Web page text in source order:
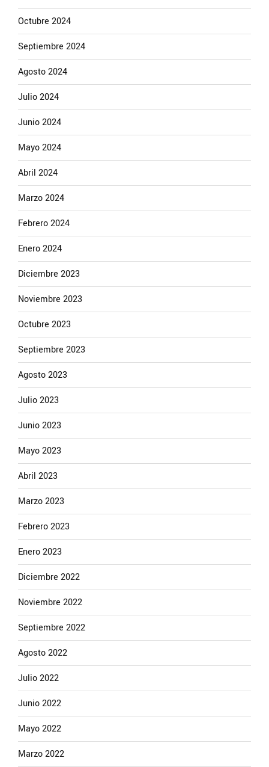
Octubre 2024
Septiembre 2024
Agosto 2024
Julio 2024
Junio 2024
Mayo 2024
Abril 2024
Marzo 2024
Febrero 2024
Enero 2024
Diciembre 2023
Noviembre 2023
Octubre 2023
Septiembre 2023
Agosto 2023
Julio 2023
Junio 2023
Mayo 2023
Abril 2023
Marzo 2023
Febrero 2023
Enero 2023
Diciembre 2022
Noviembre 2022
Septiembre 2022
Agosto 2022
Julio 2022
Junio 2022
Mayo 2022
Marzo 2022